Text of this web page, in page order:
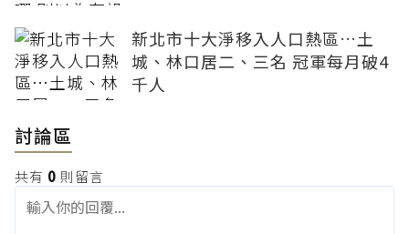
新北市十大淨移入人口熱區…土
城、林口居二、三名 冠軍每月破4
千人
討論區
共有 0 則留言